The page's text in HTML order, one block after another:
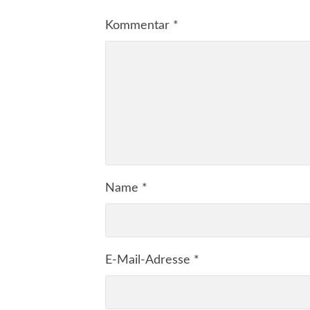
Kommentar *
Name *
E-Mail-Adresse *